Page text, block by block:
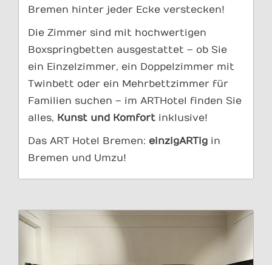
Bremen hinter jeder Ecke verstecken!
Die Zimmer sind mit hochwertigen
Boxspringbetten ausgestattet – ob Sie
ein Einzelzimmer, ein Doppelzimmer mit
Twinbett oder ein Mehrbettzimmer für
Familien suchen – im ARTHotel finden Sie
alles, Kunst und Komfort inklusive!
Das ART Hotel Bremen: einzigARTig in
Bremen und Umzu!